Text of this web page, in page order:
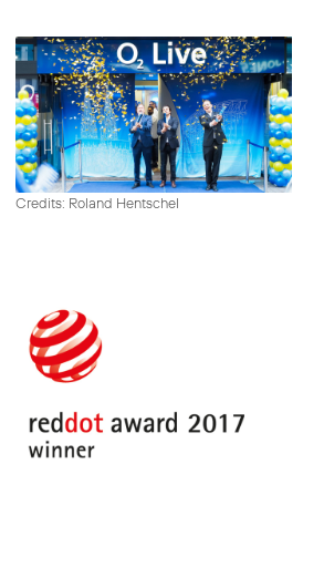
Credits: Roland Hentschel